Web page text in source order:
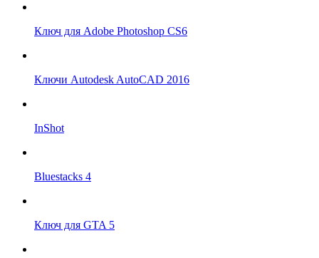
Ключ для Adobe Photoshop CS6
Ключи Autodesk AutoCAD 2016
InShot
Bluestacks 4
Ключ для GTA 5